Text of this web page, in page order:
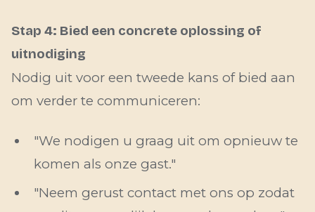
Stap 4: Bied een concrete oplossing of
uitnodiging
Nodig uit voor een tweede kans of bied aan
om verder te communiceren:
"We nodigen u graag uit om opnieuw te
komen als onze gast."
"Neem gerust contact met ons op zodat